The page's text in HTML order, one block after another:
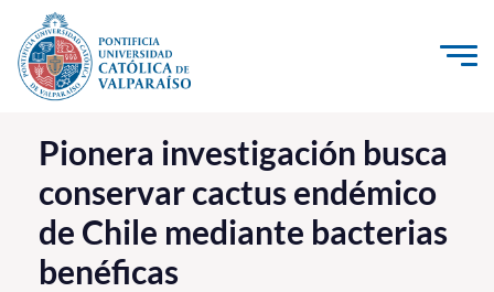
Click acá para ir directamente al contenido
La Universidad
Investigación, Creación e Innovación
PUCV Internacional
Vinculación con el Medio
Pionera investigación busca
conservar cactus endémico
de Chile mediante bacterias
benéficas